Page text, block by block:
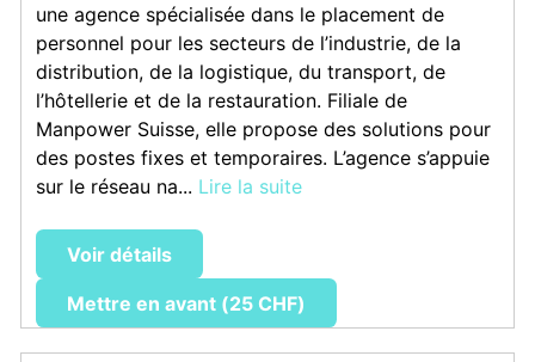
une agence spécialisée dans le placement de
personnel pour les secteurs de l’industrie, de la
distribution, de la logistique, du transport, de
l’hôtellerie et de la restauration. Filiale de
Manpower Suisse, elle propose des solutions pour
des postes fixes et temporaires. L’agence s’appuie
sur le réseau na... Lire la suite
Voir détails
Mettre en avant (25 CHF)